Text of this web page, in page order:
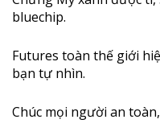
bluechip.
Futures toàn thế giới
bạn tự nhìn.
Chúc mọi người an